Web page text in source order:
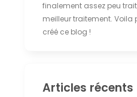
finalement assez peu
meilleur traitement.
créé ce blog !
Articles récents